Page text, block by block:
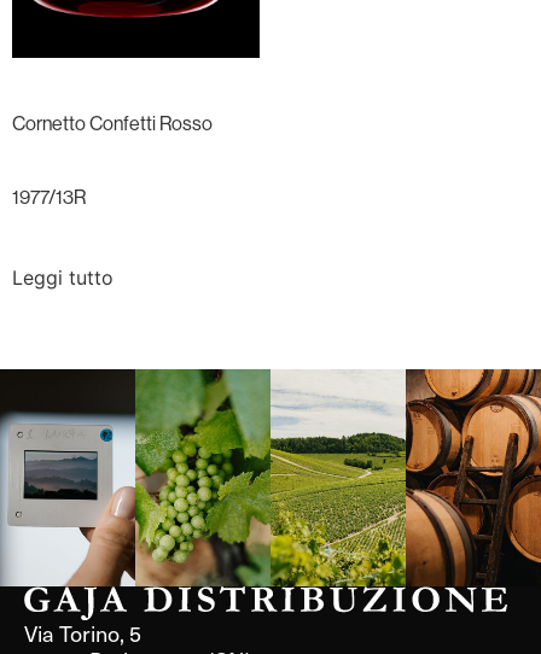
Cornetto Confetti Rosso
1977/13R
Leggi tutto
Borgogna,
Francia
Borgogna,
Francia
Instagram
Via Torino, 5